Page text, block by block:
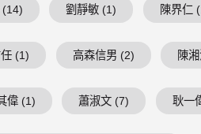
(14) 劉靜敏 (1) 陳界仁
(1) 高森信男 (2) 陳
偉 (1) 蕭淑文 (7) 耿一